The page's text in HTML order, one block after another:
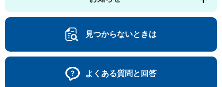
見つからないときは
よくある質問と回答